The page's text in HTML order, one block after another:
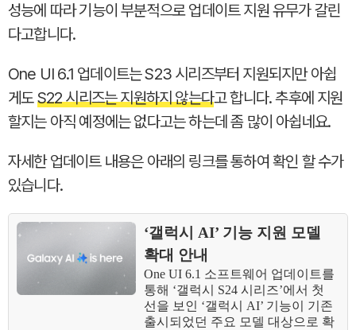
성능에 따라 기능이 부분적으로 업데이트 지원 유무가 갈린
다고합니다.
One UI 6.1 업데이트는 S23 시리즈부터 지원되지만 아쉽
게도S22 시리즈는 지원하지 않는다고 합니다. 추후에 지원
할지는 아직 예정에는 없다고는 하는데 좀 많이 아쉽네요.
자세한 업데이트 내용은 아래의 링크를 통하여 확인 할 수가
있습니다.
‘갤럭시 AI’ 기능 지원 모델
확대 안내
One UI 6.1 소프트웨어 업데이트를
통해 ‘갤럭시 S24 시리즈’에서 첫
선을 보인 ‘갤럭시 AI’ 기능이 기존
출시되었던 주요 모델 대상으로 확